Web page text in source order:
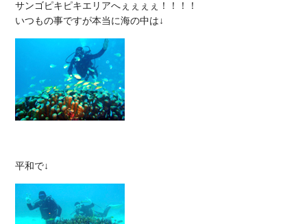
サンゴピキピキエリアへぇぇぇぇ！！！！